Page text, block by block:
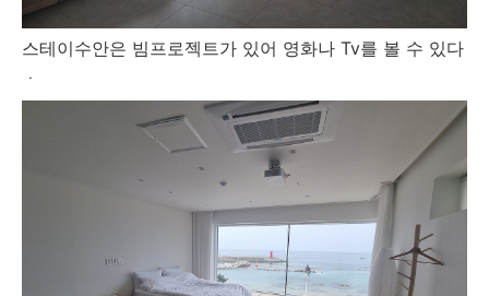
스테이수안은 빔프로젝트가 있어 영화나 Tv를 볼 수 있다
ㆍ